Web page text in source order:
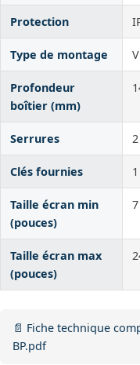
Protection
Type de montage
Profondeur
boîtier (mm)
Serrures 2
Clés fournies 1
Taille écran min
(pouces)
7
Taille écran max
(pouces)
📄 Fiche technique
BP.pdf